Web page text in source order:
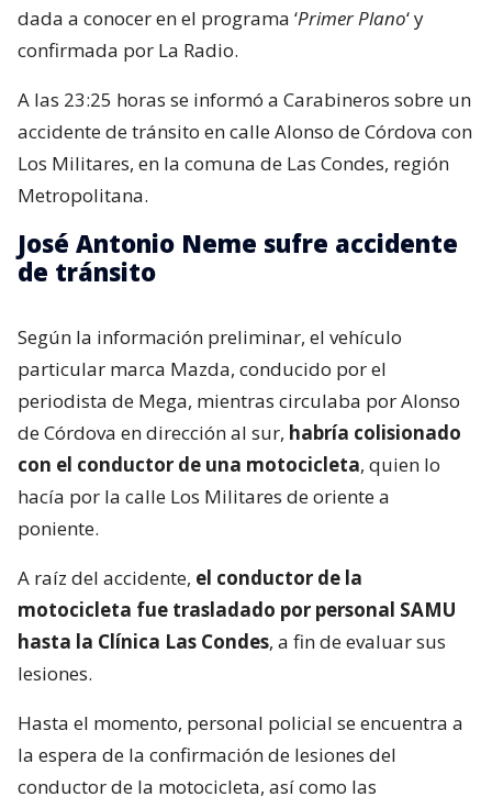
dada a conocer en el programa ‘Primer Plano‘ y
confirmada por La Radio.
A las 23:25 horas se informó a Carabineros sobre un
accidente de tránsito en calle Alonso de Córdova con
Los Militares, en la comuna de Las Condes, región
Metropolitana.
José Antonio Neme sufre accidente
de tránsito
Según la información preliminar, el vehículo
particular marca Mazda, conducido por el
periodista de Mega, mientras circulaba por Alonso
de Córdova en dirección al sur, habría colisionado
con el conductor de una motocicleta, quien lo
hacía por la calle Los Militares de oriente a
poniente.
A raíz del accidente, el conductor de la
motocicleta fue trasladado por personal SAMU
hasta la Clínica Las Condes, a fin de evaluar sus
lesiones.
Hasta el momento, personal policial se encuentra a
la espera de la confirmación de lesiones del
conductor de la motocicleta, así como las